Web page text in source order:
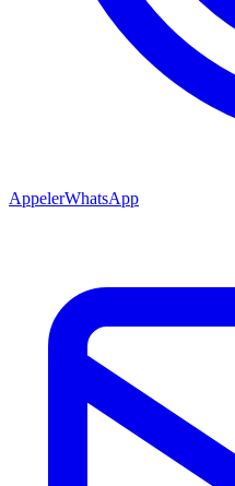
AppelerWhatsApp